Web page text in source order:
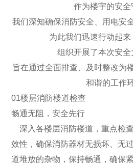
作为楼宇的安全
我们深知确保消防安全、用电安
为此我们迅速行动起
组织开展了本次安全
旨在通过全面排查、及时整改为
和谐的工作
01楼层消防楼道检查
畅通无阻，安全先行
深入各楼层消防楼道，重点检
效性，确保消防器材无损坏、无
道堆放的杂物，保持畅通，确保